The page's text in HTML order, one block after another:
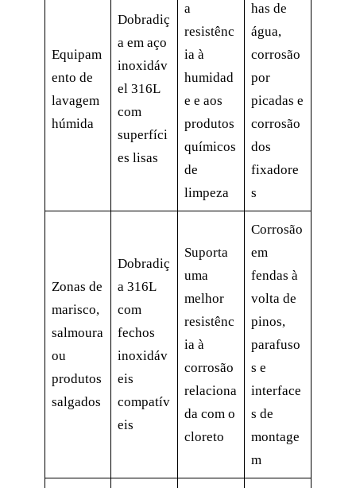
Equipam
ento de
lavagem
húmida
Dobradiç
a em aço
inoxidáv
el 316L
com
superfíci
es lisas
a
resistênc
ia à
humidad
e e aos
produtos
químicos
de
limpeza
has de
água,
corrosão
por
picadas e
corrosão
dos
fixadore
s
Zonas de
marisco,
salmoura
ou
produtos
salgados
Dobradiç
a 316L
com
fechos
inoxidáv
eis
compatív
eis
Suporta
uma
melhor
resistênc
ia à
corrosão
relaciona
da com o
cloreto
Corrosão
em
fendas à
volta de
pinos,
parafuso
s e
interface
s de
montage
m